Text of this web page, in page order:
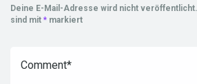
Deine E-Mail-Adresse wird nicht veröffentlicht.
sind mit * markiert